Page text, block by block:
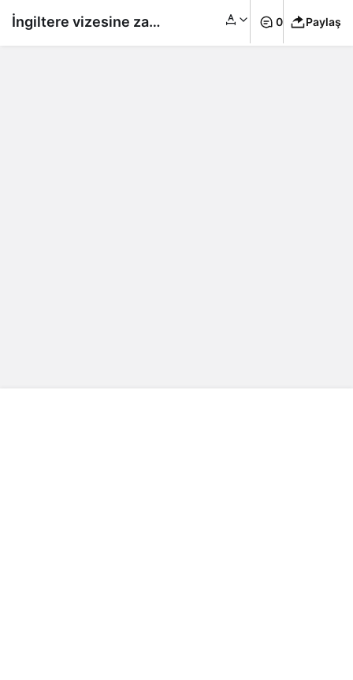
İngiltere vizesine zam 0 Paylaş